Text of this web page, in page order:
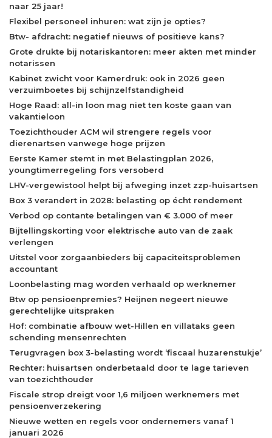
naar 25 jaar!
Flexibel personeel inhuren: wat zijn je opties?
Btw- afdracht: negatief nieuws of positieve kans?
Grote drukte bij notariskantoren: meer akten met minder
notarissen
Kabinet zwicht voor Kamerdruk: ook in 2026 geen
verzuimboetes bij schijnzelfstandigheid
Hoge Raad: all-in loon mag niet ten koste gaan van
vakantieloon
Toezichthouder ACM wil strengere regels voor
dierenartsen vanwege hoge prijzen
Eerste Kamer stemt in met Belastingplan 2026,
youngtimerregeling fors versoberd
LHV-vergewistool helpt bij afweging inzet zzp-huisartsen
Box 3 verandert in 2028: belasting op écht rendement
Verbod op contante betalingen van € 3.000 of meer
Bijtellingskorting voor elektrische auto van de zaak
verlengen
Uitstel voor zorgaanbieders bij capaciteitsproblemen
accountant
Loonbelasting mag worden verhaald op werknemer
Btw op pensioenpremies? Heijnen negeert nieuwe
gerechtelijke uitspraken
Hof: combinatie afbouw wet-Hillen en villataks geen
schending mensenrechten
Terugvragen box 3-belasting wordt ‘fiscaal huzarenstukje’
Rechter: huisartsen onderbetaald door te lage tarieven
van toezichthouder
Fiscale strop dreigt voor 1,6 miljoen werknemers met
pensioenverzekering
Nieuwe wetten en regels voor ondernemers vanaf 1
januari 2026